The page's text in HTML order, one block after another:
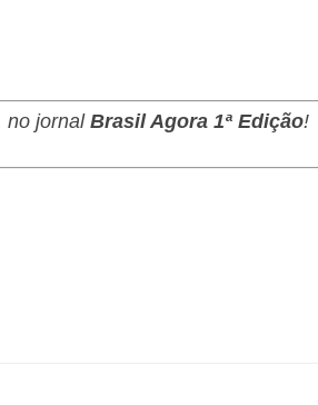
no jornalBrasil Agora 1ª Edição!